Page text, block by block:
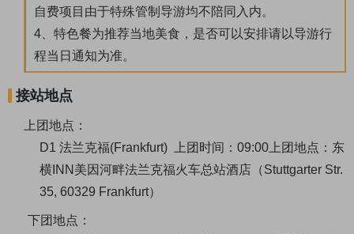
自费项目由于特殊管制导游均不陪同入内。
4、特色餐为推荐当地美食，是否可以安排请以导游行
程当日通知为准。
接站地点
上团地点：
D1 法兰克福(Frankfurt)
上团时间：09:00 上团地点：东
横INN美因河畔法兰克福火车总站酒店（Stuttgarter Str.
35, 60329 Frankfurt）
下团地点：